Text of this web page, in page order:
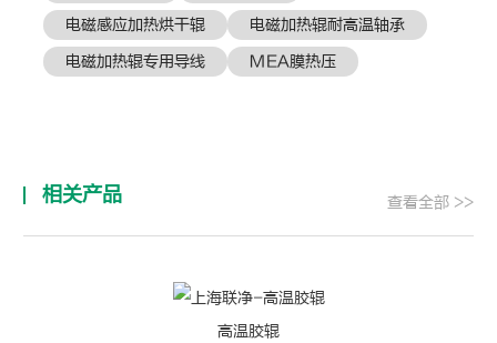
电磁感应加热烘干辊
电磁加热辊耐高温轴承
电磁加热辊专用导线
MEA膜热压
相关产品 查看全部 >>
高温胶辊